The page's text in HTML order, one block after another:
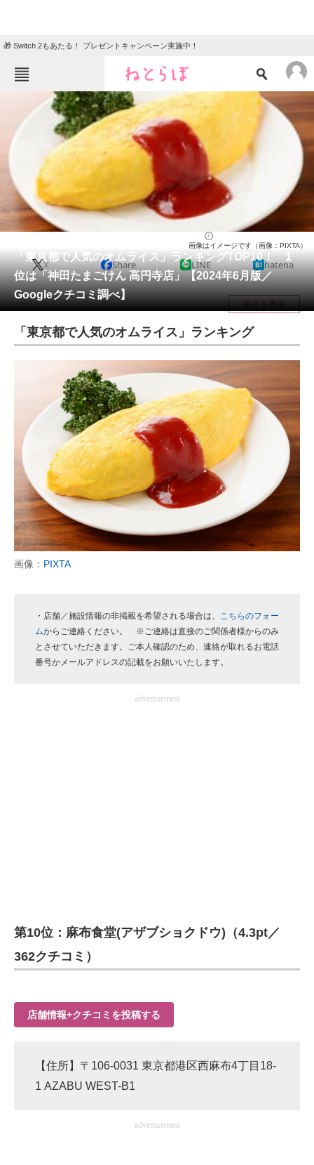
🎁 Switch 2もあたる！ プレゼントキャンペーン実施中！
ねとらぼメニュー
ニュース
エンタメ クイズ
グルメ
住まい 教育・育児
会員記事
メディア
注目記事を集めた総合ページ
ITの今と未来を見通す
スマホと通信の最新トレンド
進化するPCとデバイスの未来
好きが集まる 比べて選べる
ビジネスと働き方のヒント
AI活用のいまが分かる
企業ITのトレンドを詳説
ITエンジニア向け専門サイト
企業向けIT製品の総合サイト
「東京都で人気のオムライス」ランキングTOP10！ 1
位は「神田たまごけん 高円寺店」【2024年6月版／
Googleクチコミ調べ】
画像はイメージです（画像：PIXTA）
X Share LINE hatena
目次を表示
「東京都で人気のオムライス」ランキング
画像： PIXTA
・店舗／施設情報の非掲載を希望される場合は、 こちらのフォー
ムからご連絡ください。 ※ご連絡は直接のご関係者様からのみ
とさせていただきます。ご本人確認のため、連絡が取れるお電話
番号かメールアドレスの記載をお願いいたします。
advertisement
第10位：麻布食堂(アザブショクドウ)（4.3pt／
362クチコミ）
店舗情報+クチコミを投稿する
【住所】〒106-0031 東京都港区西麻布4丁目18-
1 AZABU WEST-B1
advertisement